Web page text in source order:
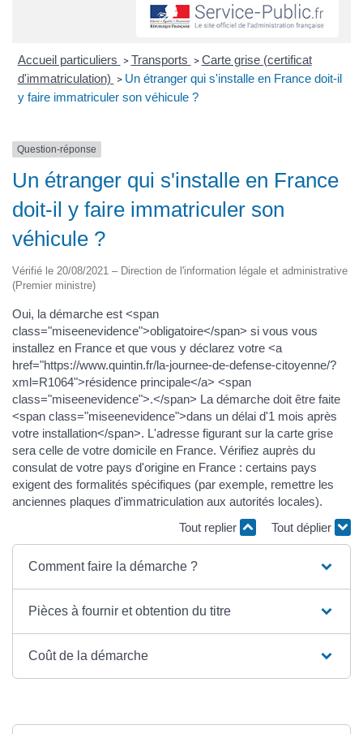
Accueil particuliers > Transports > Carte grise (certificat
d'immatriculation) > Un étranger qui s'installe en France doit-il
y faire immatriculer son véhicule ?
Question-réponse
Un étranger qui s'installe en France
doit-il y faire immatriculer son
véhicule ?
Vérifié le 20/08/2021 – Direction de l'information légale et administrative
(Premier ministre)
Oui, la démarche est <span
class="miseenevidence">obligatoire</span> si vous vous
installez en France et que vous y déclarez votre <a
href="https://www.quintin.fr/la-journee-de-defense-citoyenne/?
xml=R1064">résidence principale</a> <span
class="miseenevidence">.</span> La démarche doit être faite
<span class="miseenevidence">dans un délai d'1 mois après
votre installation</span>. L'adresse figurant sur la carte grise
sera celle de votre domicile en France. Vérifiez auprès du
consulat de votre pays d'origine en France : certains pays
exigent des formalités spécifiques (par exemple, remettre les
anciennes plaques d'immatriculation aux autorités locales).
Tout replier
Tout déplier
Comment faire la démarche ?
Pièces à fournir et obtention du titre
Coût de la démarche